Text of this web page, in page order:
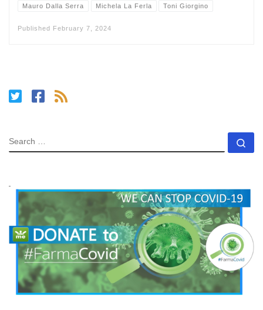
Mauro Dalla Serra Michela La Ferla Toni Giorgino
Published February 7, 2024
SEARCH